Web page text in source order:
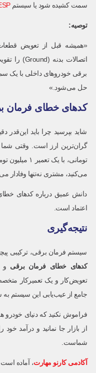
سمت کشیده شود یا سیستم
توصیه:
«همیشه قبل از تعویض
برقی خودروهای داخلی با یک
حل می‌شود.»
کدهای خطای فرمان
شاید بپرسید چرا باید این‌قدر
تومانی، با
می‌کنید، مشتری نه‌تنها وفادار
دانش عمیق درباره کدهای
اعتماد است.
نتیجه‌گیری
سیستم فرمان برقی، ترکیبی
کدهای خطای فرمان برقی و
تعویض‌کار و یک تعمیرکار
جامع از عیب‌یابی این سیستم به
فراموش نکنید که دنیای
از بازار جا نمانید و درآمد
شماست.
آکادمی کارنو مهارت، آماده